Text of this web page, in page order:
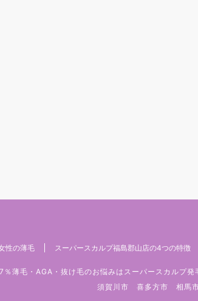
性の薄毛 スーパースカルプ福島郡山店の4つの特徴
％薄毛・AGA・抜け毛のお悩みはスーパースカル
須賀川市 喜多方市 相馬市